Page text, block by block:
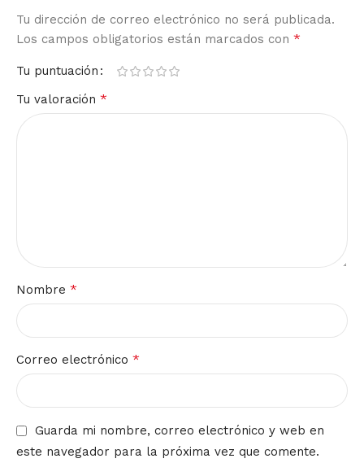
Tu dirección de correo electrónico no será publicada.
Los campos obligatorios están marcados con *
Tu puntuación
Tu valoración *
Nombre *
Correo electrónico *
Guarda mi nombre, correo electrónico y web en
este navegador para la próxima vez que comente.